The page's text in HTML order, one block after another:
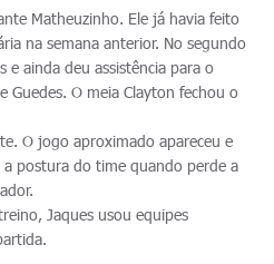
Matheuzinho. Ele já havia feito
na semana anterior. No segundo
ainda deu assistência para o
Guedes. O meia Clayton fechou o
O jogo aproximado apareceu e
postura do time quando perde a
Jaques usou equipes